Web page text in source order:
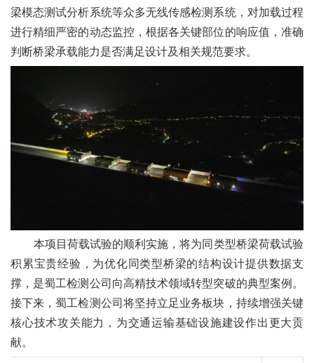
梁模态测试分析系统等众多无线传感检测系统，对加载过程
进行精细严密的动态监控，根据各关键部位的响应值，准确
判断桥梁承载能力是否满足设计及相关规范要求。
本项目荷载试验的顺利实施，将为同类型桥梁荷载试验
积累宝贵经验，为优化同类型桥梁的结构设计提供数据支
撑，是蜀工检测公司向高精技术领域转型突破的典型案例。
接下来，蜀工检测公司将坚持立足业务板块，持续增强关键
核心技术攻关能力，为交通运输基础设施建设作出更大贡
献。